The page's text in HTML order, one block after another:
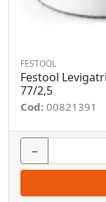
FESTOOL
Festool
77/2,5
Cod: 00821391
−